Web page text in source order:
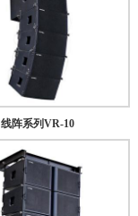
线阵系列VR-10